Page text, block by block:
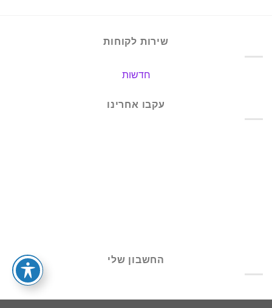
שירות לקוחות
חדשות
עקבו אחרינו
החשבון שלי